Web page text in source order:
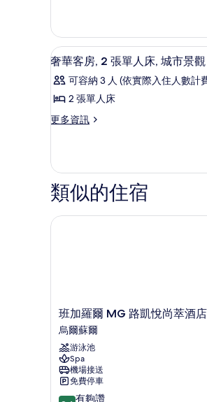
景
觀
(King
Bed)
的
所
片
(King
Bed)
的
詳
情
2
張
單
人
床,
花
觀
的
所
有
客
房,
2
單
人
花
的
詳
情
顯
示
奢
客
2
張
單
人
觀
的
所
有
相
片
49-
4
奢華客房, 2 張單人床, 城市景觀
可容納 3 人 (依實際入住人數計
2 張單人床
更多資訊
更
客
房,
2
張
單
的
詳
情
類似的住宿
班
加
羅
爾
MG
路
凱
班加羅爾 MG 路凱悅尚萃酒店
烏爾蘇爾
游泳池
Spa
機場接送
免費停車
8.6 有夠讚
班加羅爾 MG 路凱悅尚萃酒店